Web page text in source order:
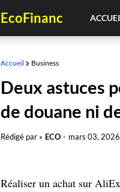
EcoFinanc
Accueil Business
Deux astuces
de douane ni
Rédigé par » ECO - mars 03, 2026
Réaliser un achat sur